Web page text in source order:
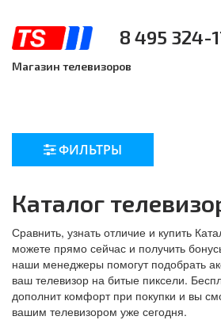
8 495 324-
Магазин телевизоров
ФИЛЬТРЫ
Каталог
Сравнить, узнать отличие и купить
можете прямо сейчас и получить
наши менеджеры помогут подобрать
ваш телевизор на битые пиксели.
дополнит комфорт при покупки и вы
вашим телевизором уже сегодня.